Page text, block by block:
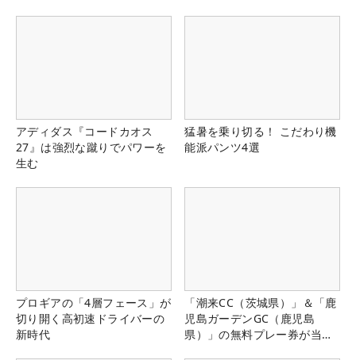
アディダス『コードカオス
27』は強烈な蹴りでパワーを
生む
猛暑を乗り切る！ こだわり機
能派パンツ4選
プロギアの「4層フェース」が
切り開く高初速ドライバーの
新時代
「潮来CC（茨城県）」＆「鹿
児島ガーデンGC（鹿児島
県）」の無料プレー券が当た